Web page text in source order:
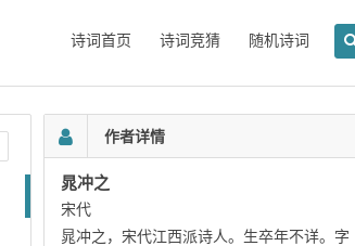
诗词首页 诗词竞猜 随机诗词
作者详情
晁冲之
宋代
晁冲之，宋代江西派诗人。生卒年不详。字